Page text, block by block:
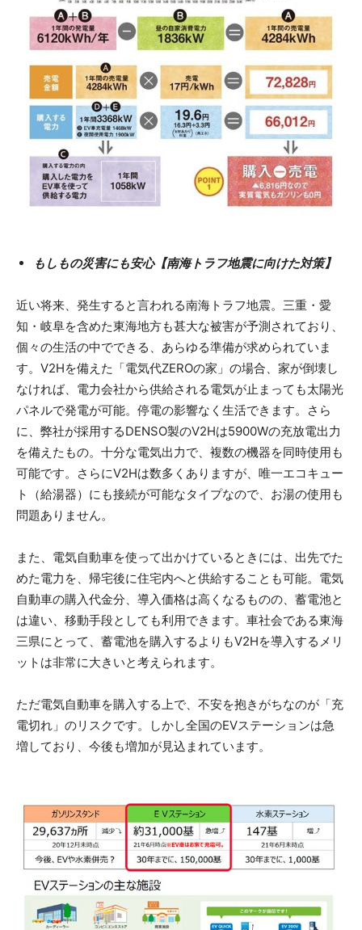
もしもの災害にも安心【南海トラフ地震に向けた対策】
近い将来、発生すると言われる南海トラフ地震。三重・愛
知・岐阜を含めた東海地方も甚大な被害が予測されており、
個々の生活の中でできる、あらゆる準備が求められていま
す。V2Hを備えた「電気代ZEROの家」の場合、家が倒壊し
なければ、電力会社から供給される電気が止まっても太陽光
パネルで発電が可能。停電の影響なく生活できます。さら
に、弊社が採用するDENSO製のV2Hは5900Wの充放電出力
を備えたもの。十分な電気出力で、複数の機器を同時使用も
可能です。さらにV2Hは数多くありますが、唯一エコキュー
ト（給湯器）にも接続が可能なタイプなので、お湯の使用も
問題ありません。
また、電気自動車を使って出かけているときには、出先でた
めた電力を、帰宅後に住宅内へと供給することも可能。電気
自動車の購入代金分、導入価格は高くなるものの、蓄電池と
は違い、移動手段としても利用できます。車社会である東海
三県にとって、蓄電池を購入するよりもV2Hを導入するメリ
ットは非常に大きいと考えられます。
ただ電気自動車を購入する上で、不安を抱きがちなのが「充
電切れ」のリスクです。しかし全国のEVステーションは急
増しており、今後も増加が見込まれています。